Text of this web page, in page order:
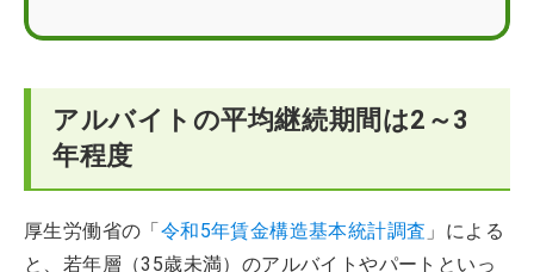
アルバイトの平均継続期間は2～3
年程度
厚生労働省の「令和5年賃金構造基本統計調査 」による
と、若年層（35歳未満）のアルバイトやパートといっ